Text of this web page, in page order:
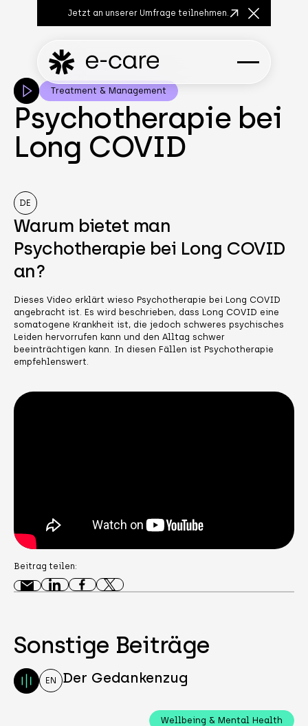
Jetzt an unserer Umfrage teilnehmen.
Close
Treatment & Management
Psychotherapie bei
Long COVID
DE
Warum bietet man
Psychotherapie bei Long COVID
an?
Dieses Video erklärt wieso Psychotherapie bei Long COVID
angebracht ist. Es wird beschrieben, dass Long COVID eine
somatogene Krankheit ist, die jedoch schweres psychisches
Leiden hervorrufen kann und den Alltag schwer
beeinträchtigen kann. In diesen Fällen ist Psychotherapie
empfehlenswert.
Beitrag teilen:
Sonstige Beiträge
EN Der Gedankenzug
Wellbeing & Mental Health